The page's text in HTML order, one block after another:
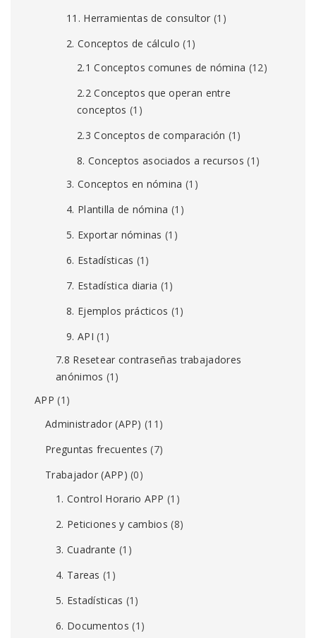
11. Herramientas de consultor (1)
2. Conceptos de cálculo (1)
2.1 Conceptos comunes de nómina (12)
2.2 Conceptos que operan entre
conceptos (1)
2.3 Conceptos de comparación (1)
8. Conceptos asociados a recursos (1)
3. Conceptos en nómina (1)
4. Plantilla de nómina (1)
5. Exportar nóminas (1)
6. Estadísticas (1)
7. Estadística diaria (1)
8. Ejemplos prácticos (1)
9. API (1)
7.8 Resetear contraseñas trabajadores
anónimos (1)
APP (1)
Administrador (APP) (11)
Preguntas frecuentes (7)
Trabajador (APP) (0)
1. Control Horario APP (1)
2. Peticiones y cambios (8)
3. Cuadrante (1)
4. Tareas (1)
5. Estadísticas (1)
6. Documentos (1)